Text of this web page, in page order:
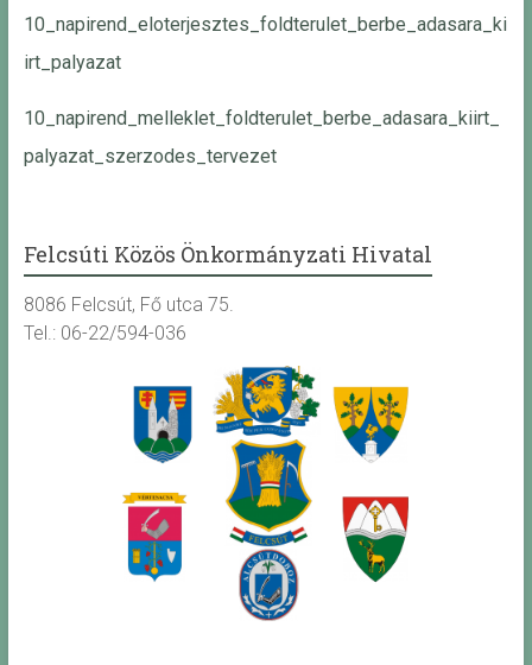
10_napirend_eloterjesztes_foldterulet_berbe_adasara_ki
irt_palyazat
10_napirend_melleklet_foldterulet_berbe_adasara_kiirt_
palyazat_szerzodes_tervezet
Felcsúti Közös Önkormányzati Hivatal
8086 Felcsút, Fő utca 75.
Tel.: 06-22/594-036